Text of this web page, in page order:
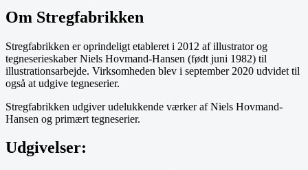
Om Stregfabrikken
Stregfabrikken er oprindeligt etableret i 2012 af illustrator og
tegneserieskaber Niels Hovmand-Hansen (født juni 1982) til
illustrationsarbejde. Virksomheden blev i september 2020 udvidet til
også at udgive tegneserier.
Stregfabrikken udgiver udelukkende værker af Niels Hovmand-
Hansen og primært tegneserier.
Udgivelser: